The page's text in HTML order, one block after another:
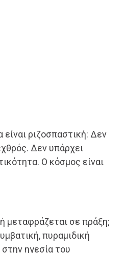
είναι ριζοσπαστική: Δεν
Δεν υπάρχει
Ο κόσμος είναι
μεταφράζεται σε πράξη;
πυραμιδική
ηγεσία του